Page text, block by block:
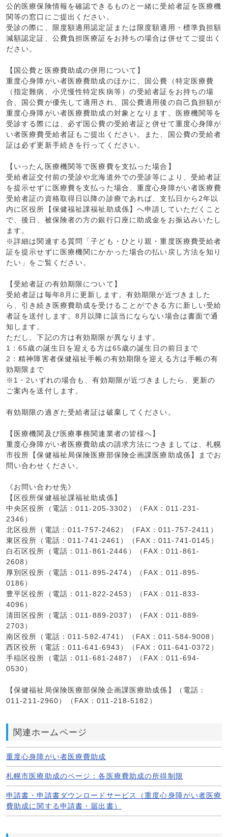
公的医療保険情報を確認できるものと一緒に受給者証を医療機
関等の窓口にご提出ください。
受診の際に、限度額適用認定証または限度額適用・標準負担額
減額認定証、公費負担医療証をお持ちの場合は併せてご提出く
ださい。
【国公費と医療費助成の併用について】
重度心身障がい者医療費助成のほかに、国公費（特定医療費
（指定難病、小児慢性特定疾病等）の受給者証をお持ちの場
合、国公費が優先して適用され、国公費適用後の自己負担額が
重度心身障がい者医療費助成の対象となります。医療機関等を
受診する際には、必ず国公費の受給者証と併せて重度心身障が
い者医療費受給者証もご提出ください。また、国公費の受給者
証は必ず更新手続きを行ってください。
【いったん医療機関等で医療費を支払った場合】
受給者証交付前の受診や北海道外での受診等により、受給者証
を提示せずに医療費を支払った場合、重度心身障がい者医療費
受給者証の資格取得日以降の診療であれば、支払日から2年以
内に区役所【保健福祉課福祉助成係】へ申請していただくこと
で、後日、被保険者の方の銀行口座に助成金をお振込みいたし
ます。
※詳細は関連する質問「子ども・ひとり親・重度医療費受給者
証を提示せずに医療機関にかかった場合の払い戻し方法を知り
たい」をご覧ください。
【受給者証の有効期限について】
受給者証は毎年8月に更新します。有効期限が近づきました
ら、引き続き医療費助成を受けることができる方に新しい受給
者証を送付します。8月以降に該当にならない場合は書面で通
知します。
ただし、下記の方は有効期限が異なります。
1：65歳の誕生日を迎える方は65歳の誕生日の前日まで
2：精神障害者保健福祉手帳の有効期限を迎える方は手帳の有
効期限まで
※1・2いずれの場合も、有効期限が近づきましたら、更新の
ご案内を送付します。
有効期限の過ぎた受給者証は破棄してください。
【医療機関及び医療事務関連業者の皆様へ】
重度心身障がい者医療費助成の請求方法につきましては、札幌
市役所【保健福祉局保険医療部保険企画課医療助成係】までお
問い合わせください。
《お問い合わせ先》
【区役所保健福祉課福祉助成係】
中央区役所（電話：011-205-3302）（FAX：011-231-
2346）
北区役所（電話：011-757-2462）（FAX：011-757-2411）
東区役所（電話：011-741-2461）（FAX：011-741-0145）
白石区役所（電話：011-861-2446）（FAX：011-861-
2608）
厚別区役所（電話：011-895-2474）（FAX：011-895-
0186）
豊平区役所（電話：011-822-2453）（FAX：011-833-
4096）
清田区役所（電話：011-889-2037）（FAX：011-889-
2703）
南区役所（電話：011-582-4741）（FAX：011-584-9008）
西区役所（電話：011-641-6943）（FAX：011-641-0372）
手稲区役所（電話：011-681-2487）（FAX：011-694-
0530）
【保健福祉局保険医療部保険企画課医療助成係】（電話：
011-211-2960）（FAX：011-218-5182）
関連ホームページ
重度心身障がい者医療費助成
札幌市医療助成のページ：各医療費助成の所得制限
申請書・申請書ダウンロードサービス（重度心身障がい者医療
費助成に関する申請書・届出書）